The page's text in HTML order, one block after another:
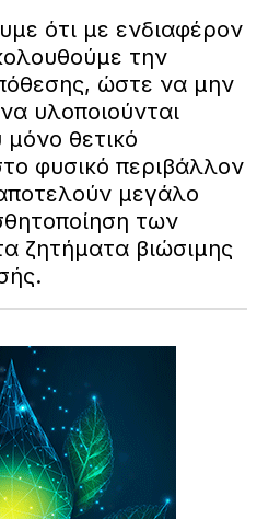
ότι με ενδιαφέρον
την
ώστε να μην
υλοποιούνται
μόνο θετικό
φυσικό περιβάλλον
μεγάλο
των
ζητήματα βιώσιμης